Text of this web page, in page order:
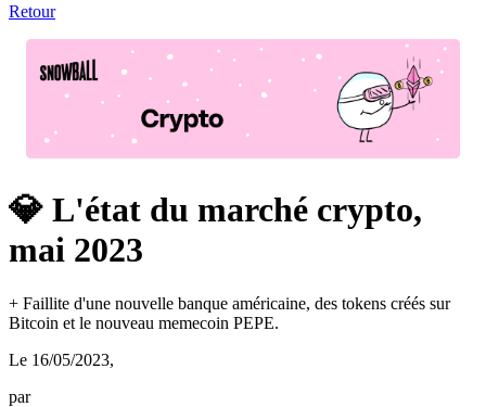
Retour
💎 L'état du marché crypto,
mai 2023
+ Faillite d'une nouvelle banque américaine, des tokens créés sur
Bitcoin et le nouveau memecoin PEPE.
Le 16/05/2023,
par